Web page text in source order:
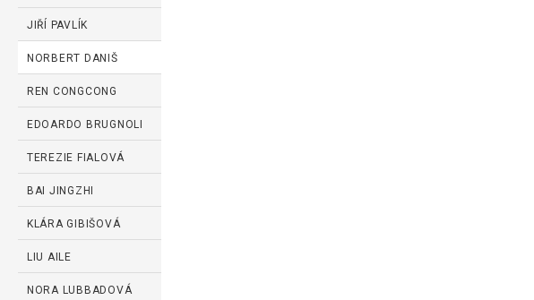
JIŘÍ PAVLÍK
NORBERT DANIŠ
REN CONGCONG
EDOARDO BRUGNOLI
TEREZIE FIALOVÁ
BAI JINGZHI
KLÁRA GIBIŠOVÁ
LIU AILE
NORA LUBBADOVÁ